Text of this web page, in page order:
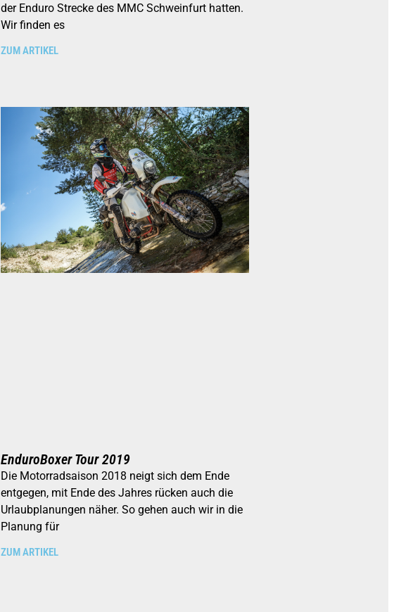
der Enduro Strecke des MMC Schweinfurt hatten.
Wir finden es
ZUM ARTIKEL
EnduroBoxer Tour 2019
Die Motorradsaison 2018 neigt sich dem Ende
entgegen, mit Ende des Jahres rücken auch die
Urlaubplanungen näher. So gehen auch wir in die
Planung für
ZUM ARTIKEL